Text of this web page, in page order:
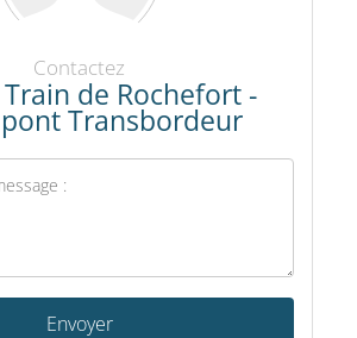
Contactez
de Rochefort -
Transbordeur
Envoyer